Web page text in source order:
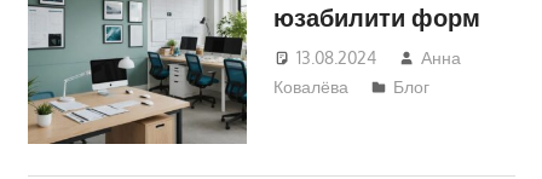
юзабилити форм
13.08.2024
Анна
Ковалёва
Блог